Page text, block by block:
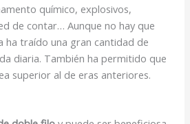
químico, explosivos,
de contar… Aunque no hay que
ha traído una gran cantidad de
diaria. También ha permitido que
superior al de eras anteriores.